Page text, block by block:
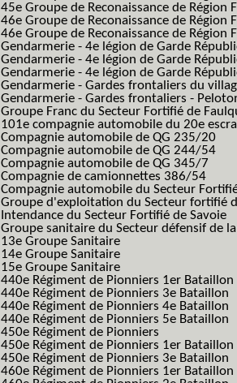
45e Groupe de Reconaissance de Région
46e Groupe de Reconaissance de Région
46e Groupe de Reconaissance de
Gendarmerie - 4e légion de Garde
Gendarmerie - 4e légion de Garde
Gendarmerie - 4e légion de Garde
Gendarmerie - Gardes frontaliers du
Gendarmerie - Gardes frontaliers -
Groupe Franc du Secteur Fortifié de
101e compagnie automobile du 20e
Compagnie automobile de QG 235/20
Compagnie automobile de QG 244/54
Compagnie automobile de QG 345/7
Compagnie de camionnettes 386/54
Compagnie automobile du Secteur
Groupe d'exploitation du Secteur fortifié
Intendance du Secteur Fortifié de Savoie
Groupe sanitaire du Secteur défensif de
13e Groupe Sanitaire
14e Groupe Sanitaire
15e Groupe Sanitaire
440e Régiment de Pionniers 1er Bataillon
440e Régiment de Pionniers 3e Bataillon
440e Régiment de Pionniers 4e Bataillon
440e Régiment de Pionniers 5e Bataillon
450e Régiment de Pionniers
450e Régiment de Pionniers 1er Bataillon
450e Régiment de Pionniers 3e Bataillon
460e Régiment de Pionniers 1er Bataillon